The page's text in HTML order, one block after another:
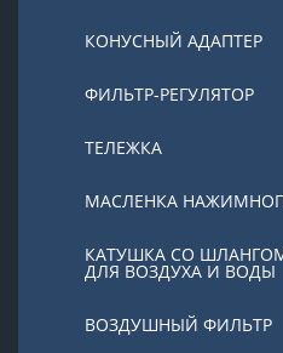
КОНУСНЫЙ АДАПТЕР
ФИЛЬТР-РЕГУЛЯТОР
ТЕЛЕЖКА
МАСЛЕНКА
КАТУШКА СО
ДЛЯ ВОЗДУХА И ВОДЫ
ВОЗДУШНЫЙ ФИЛЬТР